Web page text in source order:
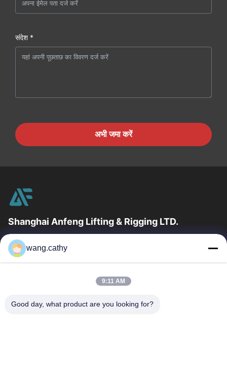
संदेश *
अभी जमा करें
Shanghai Anfeng Lifting & Rigging LTD.
उद्योग में 20 वर्षों के अनुभव के साथ, हम अपने ग्राहकों को प्रीमियम लिफ्टिंग और
हेराफेरी उत्पादों और कस्टम-डिज़ाइन किए गए लिफ्टिंग समाधान प्रदान...
त्वरित लिंक
उत्पादों
वीडियो
हमारे बारे में
wang.cathy
9:11 AM
Good day, what product are you looking for?